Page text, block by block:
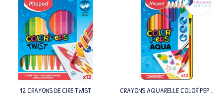
12 CRAYONS DE CIRE TWIST
CRAYONS AQUARELLE COLOR’PEPS